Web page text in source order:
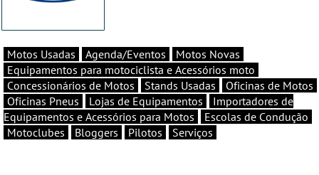
Motos Usadas Agenda/Eventos
Motos Novas
Equipamentos para motociclista e Acessórios moto
Concessionários de Motos
Stands Usadas
Oficinas de Motos
Oficinas Pneus
Lojas de Equipamentos
Importadores de
Equipamentos e Acessórios para Motos
Escolas de Condução
Motoclubes
Bloggers Pilotos Serviços